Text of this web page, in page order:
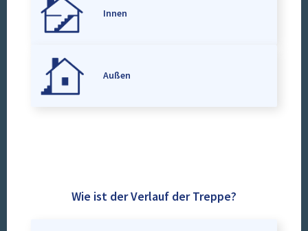
Innen
Außen
Wie ist der Verlauf der Treppe?